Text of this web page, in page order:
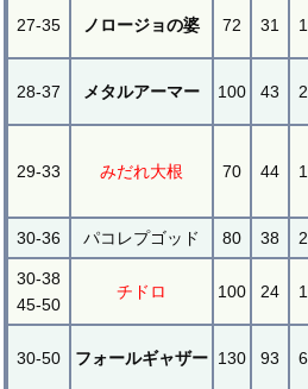
27-35 ノロージョの婆 72 31
28-37 メタルアーマー 100 43
29-33 みだれ大根 70 44
30-36 パコレプゴッド 80 38
30-38
45-50
チドロ 100 24
30-50 フォールギャザー 130 93